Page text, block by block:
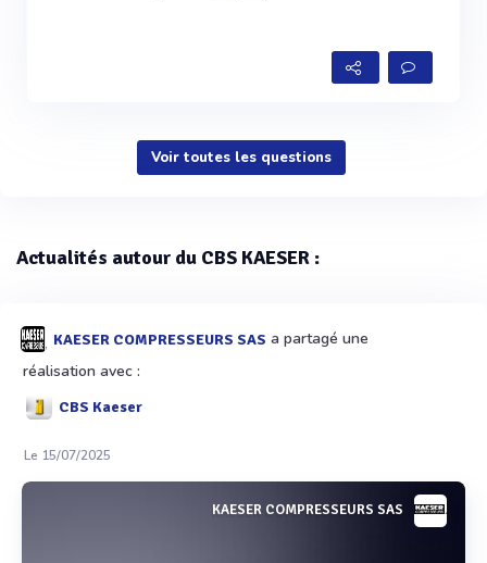
Voir toutes les questions
Actualités autour du CBS KAESER :
KAESER COMPRESSEURS SAS a partagé une
réalisation avec :
CBS Kaeser
Le 15/07/2025
KAESER COMPRESSEURS SAS